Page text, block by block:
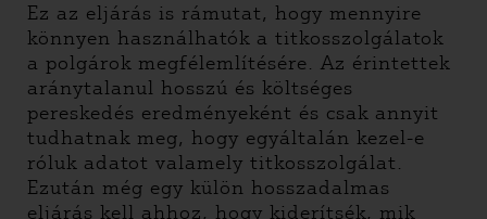
Ez az eljárás is rámutat, hogy mennyire
könnyen használhatók a titkosszolgálatok
a polgárok megfélemlítésére. Az érintettek
aránytalanul hosszú és költséges
pereskedés eredményeként és csak annyit
tudhatnak meg, hogy egyáltalán kezel-e
róluk adatot valamely titkosszolgálat.
Ezután még egy külön hosszadalmas
eljárás kell ahhoz, hogy kiderítsék, mik